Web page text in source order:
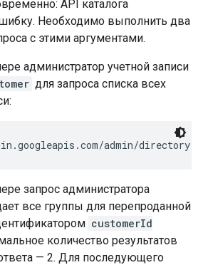
API каталога
Необходимо выполнить два
с этими аргументами.
администратор учетной записи
для запроса списка всех
admin/directory/v1/
запрос администратора
все группы для перепроданной
customerId
количество результатов
— 2. Для последующего